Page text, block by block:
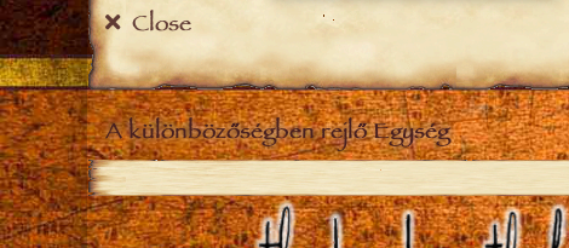
Close
A különbözőségben rejlő Egység